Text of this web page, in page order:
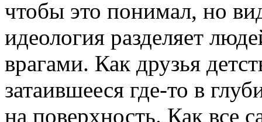
чтобы это понимал, но
идеология разделяет
врагами. Как друзья
затаившееся где-то в
на поверхность. Как все